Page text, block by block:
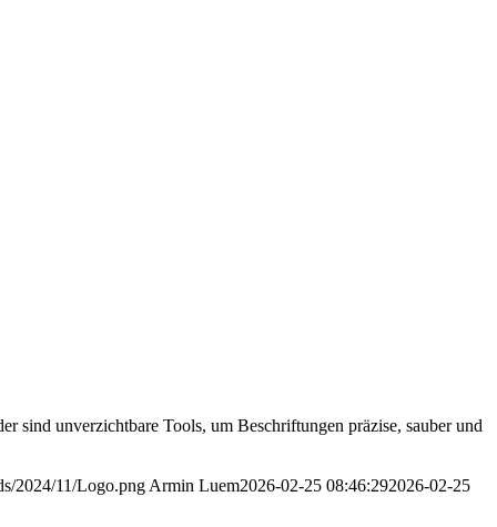
sind unverzichtbare Tools, um Beschriftungen präzise, sauber und
2024/11/Logo.png Armin Luem2026-02-25 08:46:292026-02-25